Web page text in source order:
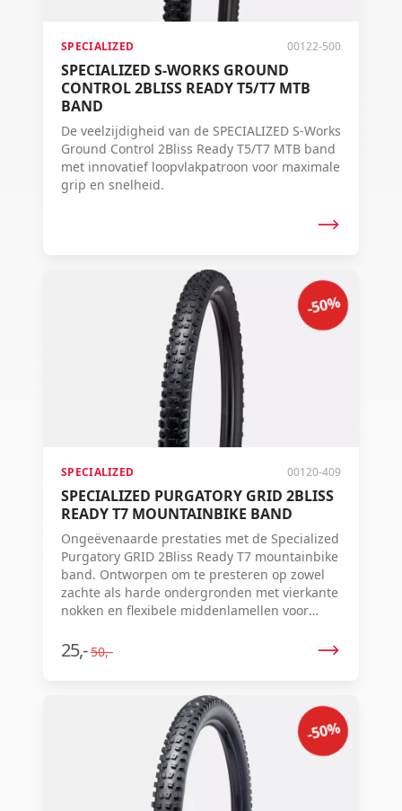
SPECIALIZED 00122-500
SPECIALIZED S-WORKS GROUND
CONTROL 2BLISS READY T5/T7 MTB
BAND
De veelzijdigheid van de SPECIALIZED S-Works
Ground Control 2Bliss Ready T5/T7 MTB band
met innovatief loopvlakpatroon voor maximale
grip en snelheid.
-50%
SPECIALIZED 00120-409
SPECIALIZED PURGATORY GRID 2BLISS
READY T7 MOUNTAINBIKE BAND
Ongeëvenaarde prestaties met de Specialized
Purgatory GRID 2Bliss Ready T7 mountainbike
band. Ontworpen om te presteren op zowel
zachte als harde ondergronden met vierkante
nokken en flexibele middenlamellen voor
25,- 50,-
-50%